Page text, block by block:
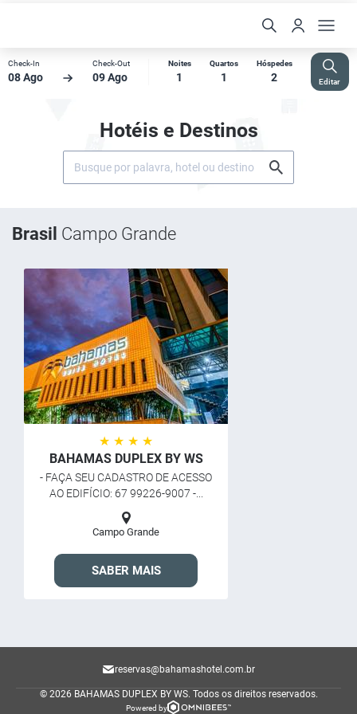
Check-In
08 Ago
Check-Out
09 Ago
Noites
1
Quartos
1
Hóspedes
2 Editar
Hotéis e Destinos
Brasil Campo Grande
★ ★ ★ ★
BAHAMAS DUPLEX BY WS
- FAÇA SEU CADASTRO DE ACESSO
AO EDIFÍCIO: 67 99226-9007 -...
Campo Grande
SABER MAIS
reservas@bahamashotel.com.br
© 2026 BAHAMAS DUPLEX BY WS. Todos os direitos reservados.
Powered by